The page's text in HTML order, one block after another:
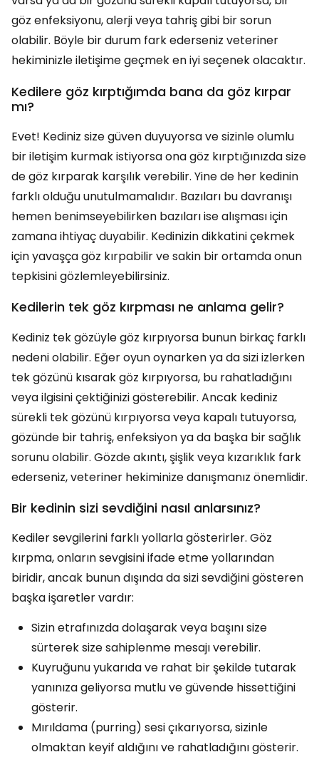
göz enfeksiyonu, alerji veya tahriş gibi bir sorun
olabilir. Böyle bir durum fark ederseniz veteriner
hekiminizle iletişime geçmek en iyi seçenek olacaktır.
Kedilere göz kırptığımda bana da göz kırpar
mı?
Evet! Kediniz size güven duyuyorsa ve sizinle olumlu
bir iletişim kurmak istiyorsa ona göz kırptığınızda size
de göz kırparak karşılık verebilir. Yine de her kedinin
farklı olduğu unutulmamalıdır. Bazıları bu davranışı
hemen benimseyebilirken bazıları ise alışması için
zamana ihtiyaç duyabilir. Kedinizin dikkatini çekmek
için yavaşça göz kırpabilir ve sakin bir ortamda onun
tepkisini gözlemleyebilirsiniz.
Kedilerin tek göz kırpması ne anlama gelir?
Kediniz tek gözüyle göz kırpıyorsa bunun birkaç farklı
nedeni olabilir. Eğer oyun oynarken ya da sizi izlerken
tek gözünü kısarak göz kırpıyorsa, bu rahatladığını
veya ilgisini çektiğinizi gösterebilir. Ancak kediniz
sürekli tek gözünü kırpıyorsa veya kapalı tutuyorsa,
gözünde bir tahriş, enfeksiyon ya da başka bir sağlık
sorunu olabilir. Gözde akıntı, şişlik veya kızarıklık fark
ederseniz, veteriner hekiminize danışmanız önemlidir.
Bir kedinin sizi sevdiğini nasıl anlarsınız?
Kediler sevgilerini farklı yollarla gösterirler. Göz
kırpma, onların sevgisini ifade etme yollarından
biridir, ancak bunun dışında da sizi sevdiğini gösteren
başka işaretler vardır:
Sizin etrafınızda dolaşarak veya başını size
sürterek size sahiplenme mesajı verebilir.
Kuyruğunu yukarıda ve rahat bir şekilde tutarak
yanınıza geliyorsa mutlu ve güvende hissettiğini
gösterir.
Mırıldama (purring) sesi çıkarıyorsa, sizinle
olmaktan keyif aldığını ve rahatladığını gösterir.